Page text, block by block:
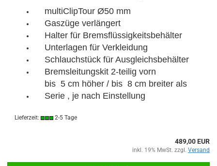
multiClipTour Ø50 mm
Gaszüge verlängert
Halter für Bremsflüssigkeitsbehälter
Unterlagen für Verkleidung
Schlauchstück für Ausgleichsbehälter
Bremsleitungskit 2-teilig vorn
bis 5 cm höher / bis 8 cm breiter als
Serie , je nach Einstellung
Lieferzeit: 2-5 Tage
489,00 EUR
inkl. 19% MwSt. zzgl. Versand